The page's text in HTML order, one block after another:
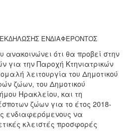
ΕΝ∆ΙΑΦΕΡΟΝΤΟΣ
ότι θα προβεί στην
για την Παροχή Κτηνιατρικών
λειτουργία του Δημοτικού
ζώων, του Δημοτικού
Ηρακλείου, και τη
ζώων για το έτος 2018-
ενδιαφερόμενους να
κλειστές προσφορές